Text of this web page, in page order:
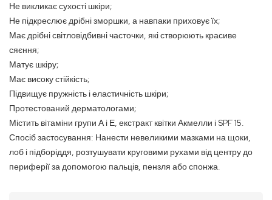
Не викликає сухості шкіри;
Не підкреслює дрібні зморшки, а навпаки приховує їх;
Має дрібні світловідбивні часточки, які створюють красиве
сяєння;
Матує шкіру;
Має високу стійкість;
Підвищує пружність і еластичність шкіри;
Протестований дерматологами;
Містить вітаміни групи А і Е, екстракт квітки Акмелли і SPF 15.
Спосіб застосування: Нанести невеликими мазками на щоки,
лоб і підборіддя, розтушувати круговими рухами від центру до
периферії за допомогою пальців, пензля або спонжа.